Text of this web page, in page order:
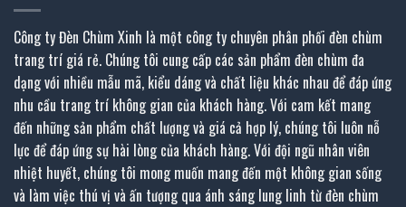
Công ty Đèn Chùm Xinh là một công ty chuyên phân phối đèn chùm
trang trí giá rẻ. Chúng tôi cung cấp các sản phẩm đèn chùm đa
dạng với nhiều mẫu mã, kiểu dáng và chất liệu khác nhau để đáp ứng
nhu cầu trang trí không gian của khách hàng. Với cam kết mang
đến những sản phẩm chất lượng và giá cả hợp lý, chúng tôi luôn nỗ
lực để đáp ứng sự hài lòng của khách hàng. Với đội ngũ nhân viên
nhiệt huyết, chúng tôi mong muốn mang đến một không gian sống
và làm việc thú vị và ấn tượng qua ánh sáng lung linh từ đèn chùm